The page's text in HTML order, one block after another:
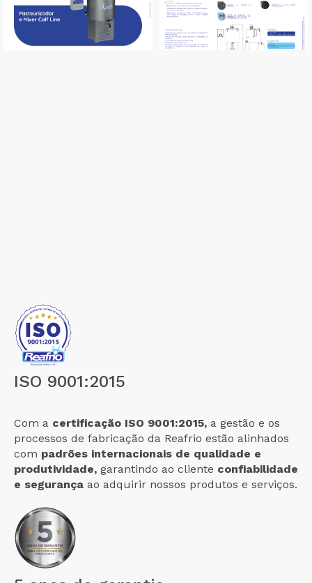
ISO 9001:2015
Com a certificação ISO 9001:2015, a gestão e os
processos de fabricação da Reafrio estão alinhados
com padrões internacionais de qualidade e
produtividade, garantindo ao cliente confiabilidade
e segurança ao adquirir nossos produtos e serviços.